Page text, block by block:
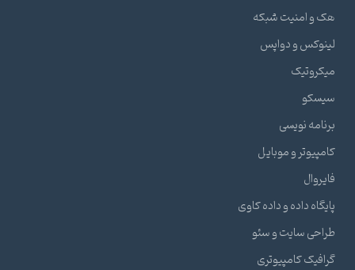
هک و امنیت شبکه
لینوکس و دواپس
میکروتیک
سیسکو
برنامه نویسی
کامپیوتر و موبایل
فایروال
پایگاه داده و داده کاوی
طراحی سایت و سئو
گرافیک کامپیوتری